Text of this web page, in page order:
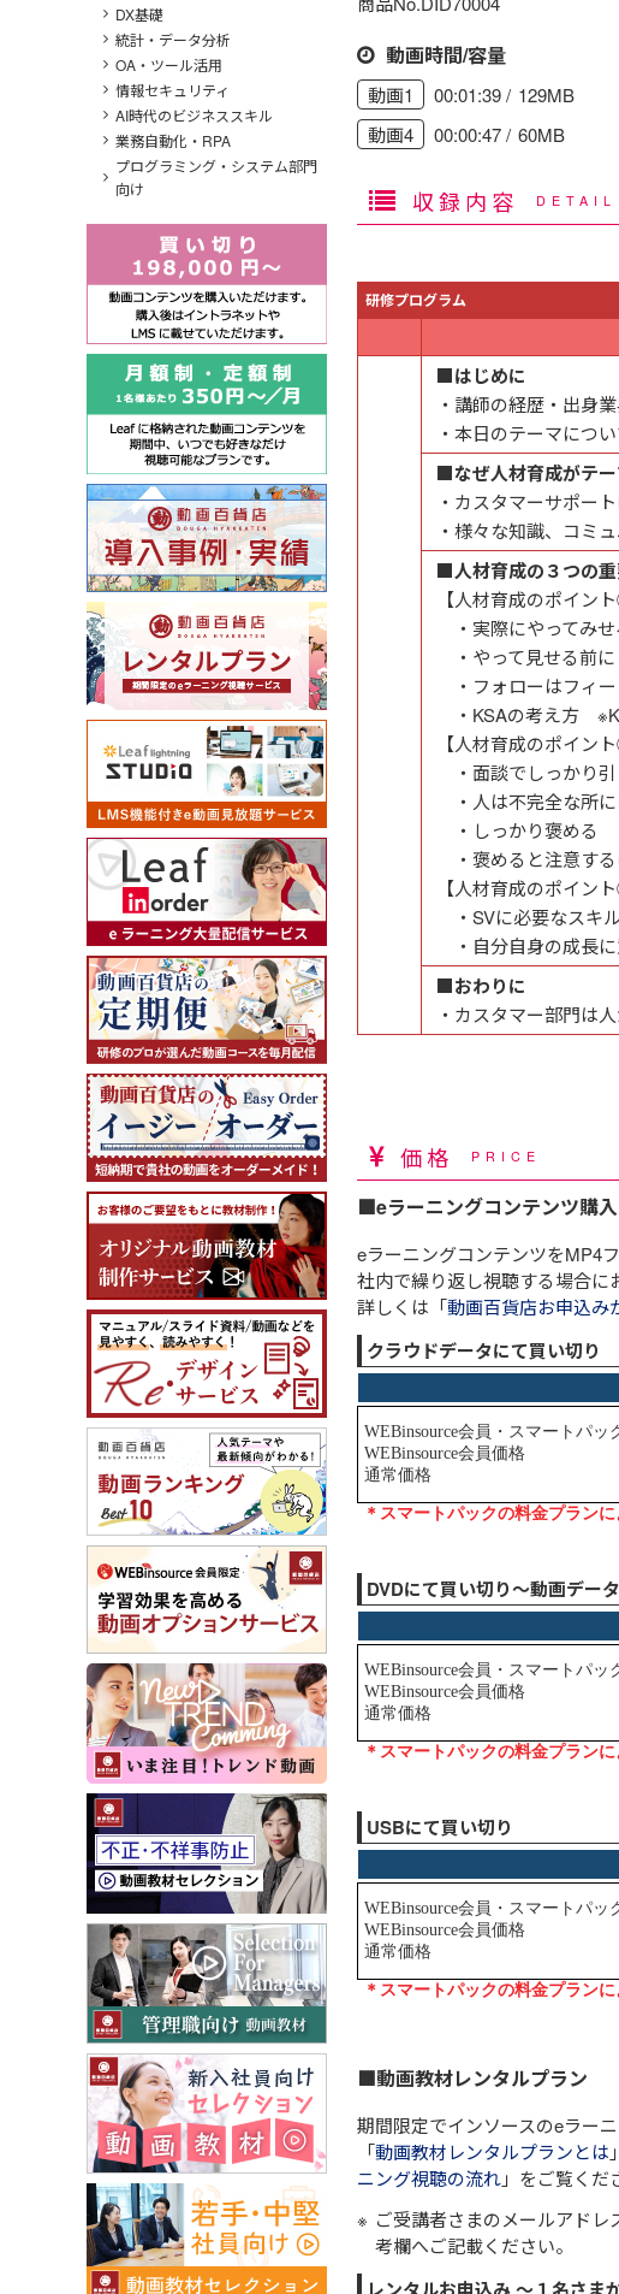
動画時間/容量
動画1 00:01:39 129MB
動画4
00:00:47 60MB
収録内容 DETAIL
研修プログラム
■はじめに
・講師の経歴・出身
・本日のテーマにつ
■なぜ人材育成がテ
・カスタマーサポー
・様々な知識、コミ
■人材育成の３つの
【人材育成のポイン
・実際にやってみ
・やって見せる前に
・フォローはフィー
・KSAの考え方
【人材育成のポイン
・面談でしっかり
・人は不完全な所に
・しっかり褒める
・褒めると注意す
【人材育成のポイン
・SVに必要なスキ
・自分自身の成長
■おわりに
・カスタマー部門は
価格 PRICE
■eラーニングコンテンツ購
eラーニングコンテンツをMP4
社内で繰り返し視聴する場合に
詳しくは「動画百貨店お申込み
クラウドデータにて買い切り
DVDにて買い切り～動画デー
USBにて買い切り
■動画教材レンタルプラン
期間限定でインソースのeラー
「動画教材レンタルプランとは
ニング視聴の流れ」をご覧くだ
ご受講者さまのメールアド
考欄へご記載ください。
DX基礎
統計・データ分析
OA・ツール活用
情報セキュリティ
AI時代のビジネススキル
業務自動化・RPA
プログラミング・システム部門
向け